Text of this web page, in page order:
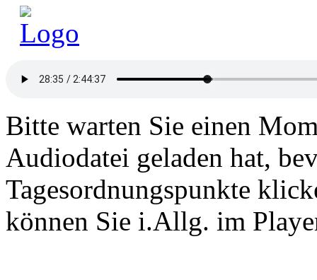
Bitte warten Sie einen
Audiodatei geladen hat,
Tagesordnungspunkte
können Sie i.Allg. im